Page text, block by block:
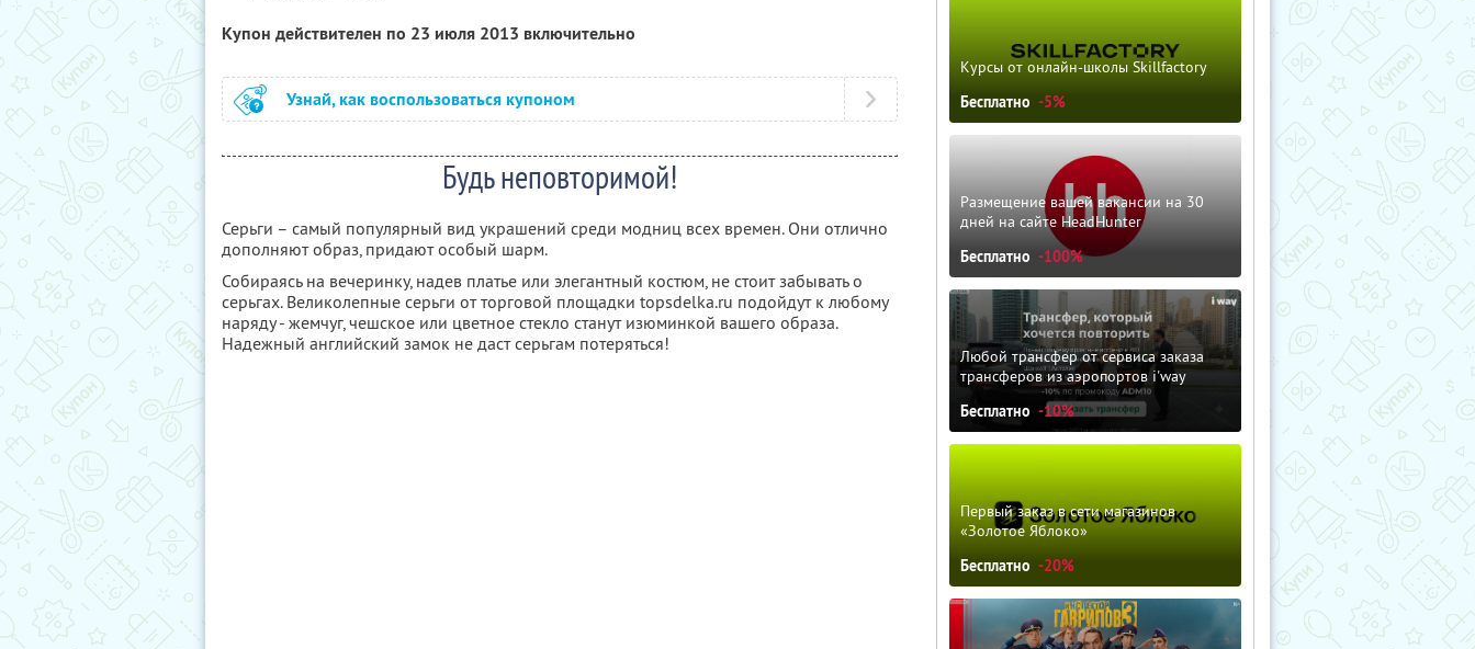
Купон действителен по 23 июля 2013 включительно
Узнай, как воспользоваться купоном
Будь неповторимой!
Серьги – самый популярный вид украшений среди модниц всех времен. Они отлично
дополняют образ, придают особый шарм.
Собираясь на вечеринку, надев платье или элегантный костюм, не стоит забывать о
серьгах. Великолепные серьги от торговой площадки topsdelka.ru подойдут к любому
наряду - жемчуг, чешское или цветное стекло станут изюминкой вашего образа.
Надежный английский замок не даст серьгам потеряться!
Курсы от онлайн-школы Skillfactory
Бесплатно -5%
Размещение вашей вакансии на 30
дней на сайте HeadHunter
Бесплатно -100%
Любой трансфер от сервиса заказа
трансферов из аэропортов i'way
Бесплатно -10%
Первый заказ в сети магазинов
«Золотое Яблоко»
Бесплатно -20%